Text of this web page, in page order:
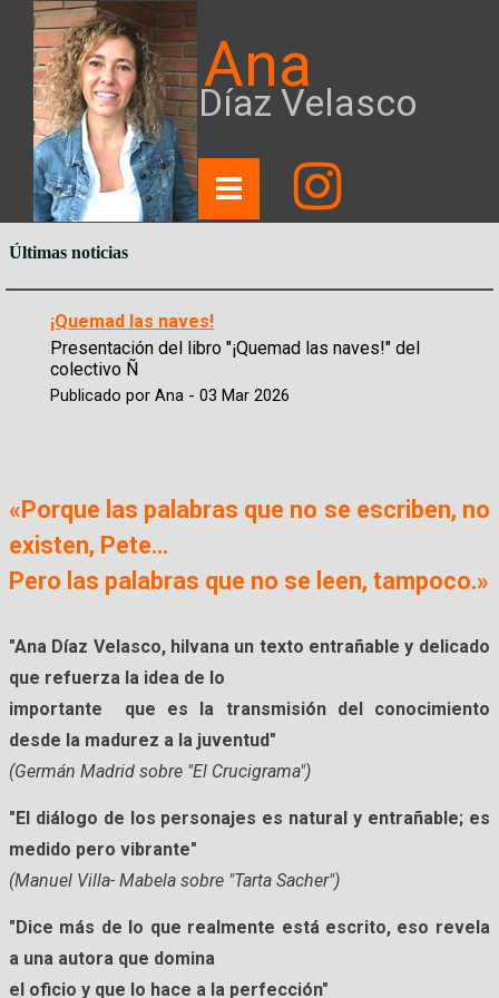
Ana
Díaz Velasco
Últimas noticias
¡Quemad las naves!
Presentación del libro "¡Quemad las naves!" del
colectivo Ñ
Publicado por Ana - 03 Mar 2026
«Porque las palabras que no se escriben, no
existen, Pete...
Pero las palabras que no se leen, tampoco.»
"Ana Díaz Velasco, hilvana un texto entrañable y delicado
que refuerza la idea de lo
importante que es la transmisión del conocimiento
desde la madurez a la juventud"
(Germán Madrid sobre "El Crucigrama")
"El diálogo de los personajes es natural y entrañable; es
medido pero vibrante"
(Manuel Villa- Mabela sobre "Tarta Sacher")
"Dice más de lo que realmente está escrito, eso revela
a una autora que domina
el oficio y que lo hace a la perfección"